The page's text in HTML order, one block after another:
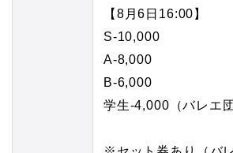
【8月6日16:00】
S-10,000
A-8,000
B-6,000
学生-4,000（バレエ